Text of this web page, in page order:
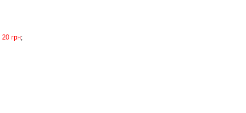
20 грн;